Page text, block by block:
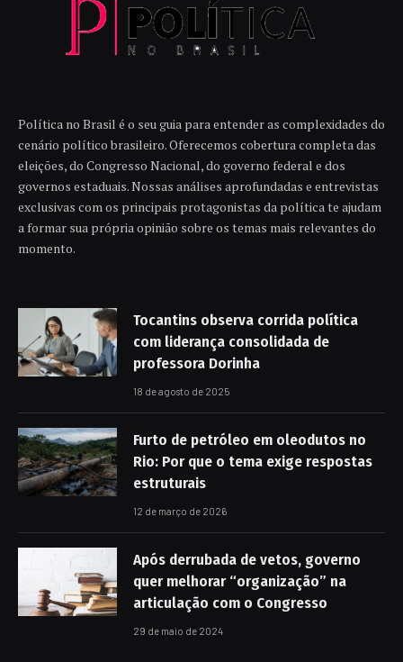
Política no Brasil é o seu guia para entender as complexidades do
cenário político brasileiro. Oferecemos cobertura completa das
eleições, do Congresso Nacional, do governo federal e dos
governos estaduais. Nossas análises aprofundadas e entrevistas
exclusivas com os principais protagonistas da política te ajudam
a formar sua própria opinião sobre os temas mais relevantes do
momento.
Tocantins observa corrida política
com liderança consolidada de
professora Dorinha
18 de agosto de 2025
Furto de petróleo em oleodutos no
Rio: Por que o tema exige respostas
estruturais
12 de março de 2026
Após derrubada de vetos, governo
quer melhorar “organização” na
articulação com o Congresso
29 de maio de 2024